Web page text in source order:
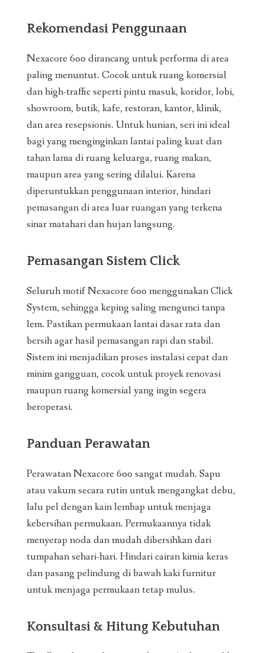
Rekomendasi Penggunaan
Nexacore 600 dirancang untuk performa di area
paling menuntut. Cocok untuk ruang komersial
dan high-traffic seperti pintu masuk, koridor, lobi,
showroom, butik, kafe, restoran, kantor, klinik,
dan area resepsionis. Untuk hunian, seri ini ideal
bagi yang menginginkan lantai paling kuat dan
tahan lama di ruang keluarga, ruang makan,
maupun area yang sering dilalui. Karena
diperuntukkan penggunaan interior, hindari
pemasangan di area luar ruangan yang terkena
sinar matahari dan hujan langsung.
Pemasangan Sistem Click
Seluruh motif Nexacore 600 menggunakan Click
System, sehingga keping saling mengunci tanpa
lem. Pastikan permukaan lantai dasar rata dan
bersih agar hasil pemasangan rapi dan stabil.
Sistem ini menjadikan proses instalasi cepat dan
minim gangguan, cocok untuk proyek renovasi
maupun ruang komersial yang ingin segera
beroperasi.
Panduan Perawatan
Perawatan Nexacore 600 sangat mudah. Sapu
atau vakum secara rutin untuk mengangkat debu,
lalu pel dengan kain lembap untuk menjaga
kebersihan permukaan. Permukaannya tidak
menyerap noda dan mudah dibersihkan dari
tumpahan sehari-hari. Hindari cairan kimia keras
dan pasang pelindung di bawah kaki furnitur
untuk menjaga permukaan tetap mulus.
Konsultasi & Hitung Kebutuhan